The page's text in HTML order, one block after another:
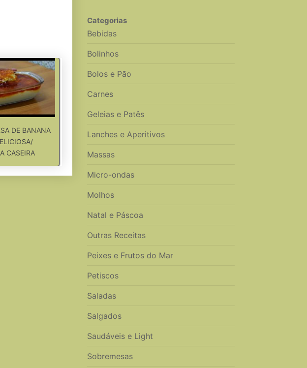
DE BANANA
CASEIRA
Categorias
Bebidas
Bolinhos
Bolos e Pão
Carnes
Geleias e Patês
Lanches e Aperitivos
Massas
Micro-ondas
Molhos
Natal e Páscoa
Outras Receitas
Peixes e Frutos do Mar
Petiscos
Saladas
Salgados
Saudáveis e Light
Sobremesas